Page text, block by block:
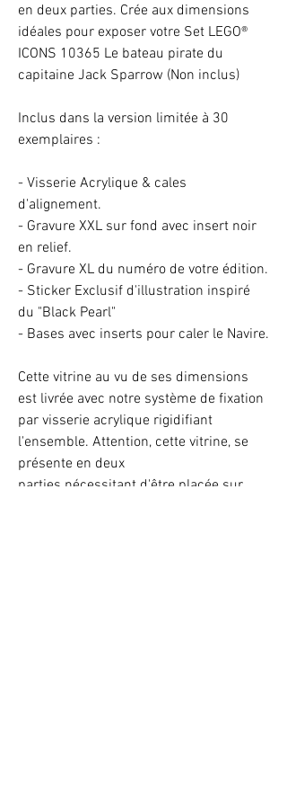
en deux parties. Crée aux dimensions
idéales pour exposer votre Set LEGO®
ICONS 10365 Le bateau pirate du
capitaine Jack Sparrow (Non inclus)
Inclus dans la version limitée à 30
exemplaires :
- Visserie Acrylique & cales
d'alignement.
- Gravure XXL sur fond avec insert noir
en relief.
- Gravure XL du numéro de votre édition.
- Sticker Exclusif d'illustration inspiré
du "Black Pearl"
- Bases avec inserts pour caler le Navire.
Cette vitrine au vu de ses dimensions
est livrée avec notre système de fixation
par visserie acrylique rigidifiant
l'ensemble. Attention, cette vitrine, se
présente en deux
parties nécessitant d'être placée sur